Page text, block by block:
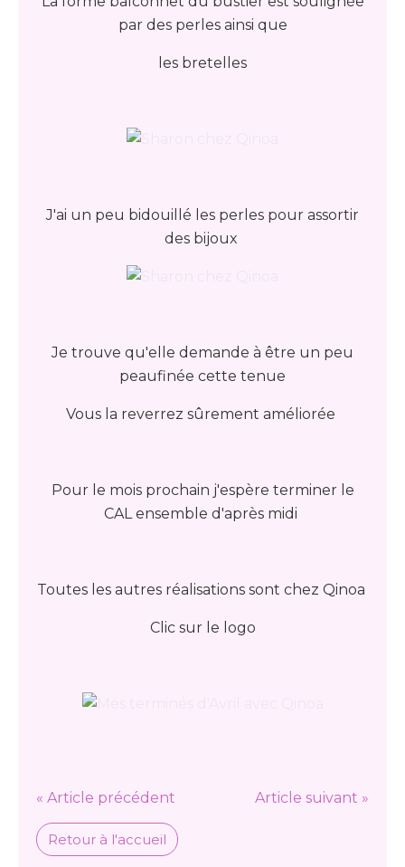
par des perles ainsi que
les bretelles
J'ai un peu bidouillé les perles pour assortir
des bijoux
Je trouve qu'elle demande à être un peu
peaufinée cette tenue
Vous la reverrez sûrement améliorée
Pour le mois prochain j'espère terminer le
CAL ensemble d'après midi
Toutes les autres réalisations sont chez Qinoa
Clic sur le logo
« Article précédent Article suivant »
Retour à l'accueil